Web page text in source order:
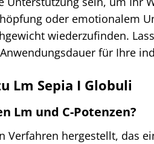
oder emotionalem
wiederzufinden.
für Ihre
Lm Sepia I Globuli
Lm und C-Potenzen?
Verfahren hergestellt, das